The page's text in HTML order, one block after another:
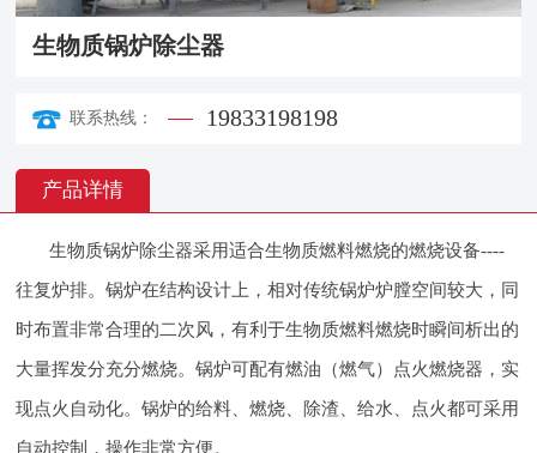
生物质锅炉除尘器
联系热线： 19833198198
产品详情
生物质锅炉除尘器采用适合生物质燃料燃烧的燃烧设备----
往复炉排。锅炉在结构设计上，相对传统锅炉炉膛空间较大，同
时布置非常合理的二次风，有利于生物质燃料燃烧时瞬间析出的
大量挥发分充分燃烧。锅炉可配有燃油（燃气）点火燃烧器，实
现点火自动化。锅炉的给料、燃烧、除渣、给水、点火都可采用
自动控制，操作非常方便。